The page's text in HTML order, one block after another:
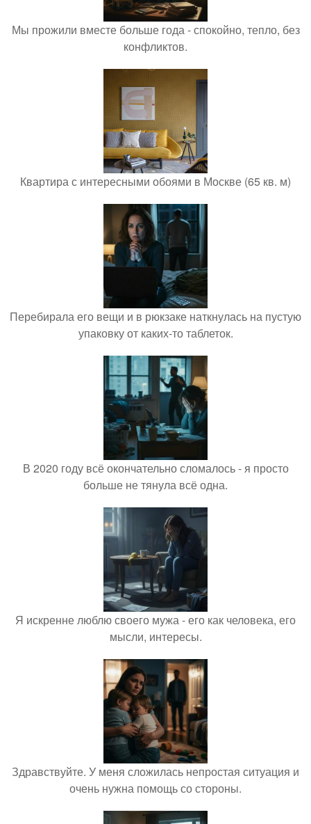
Мы прожили вместе больше года - спокойно, тепло, без
конфликтов.
Квартира с интересными обоями в Москве (65 кв. м)
Перебирала его вещи и в рюкзаке наткнулась на пустую
упаковку от каких-то таблеток.
В 2020 году всё окончательно сломалось - я просто
больше не тянула всё одна.
Я искренне люблю своего мужа - его как человека, его
мысли, интересы.
Здравствуйте. У меня сложилась непростая ситуация и
очень нужна помощь со стороны.